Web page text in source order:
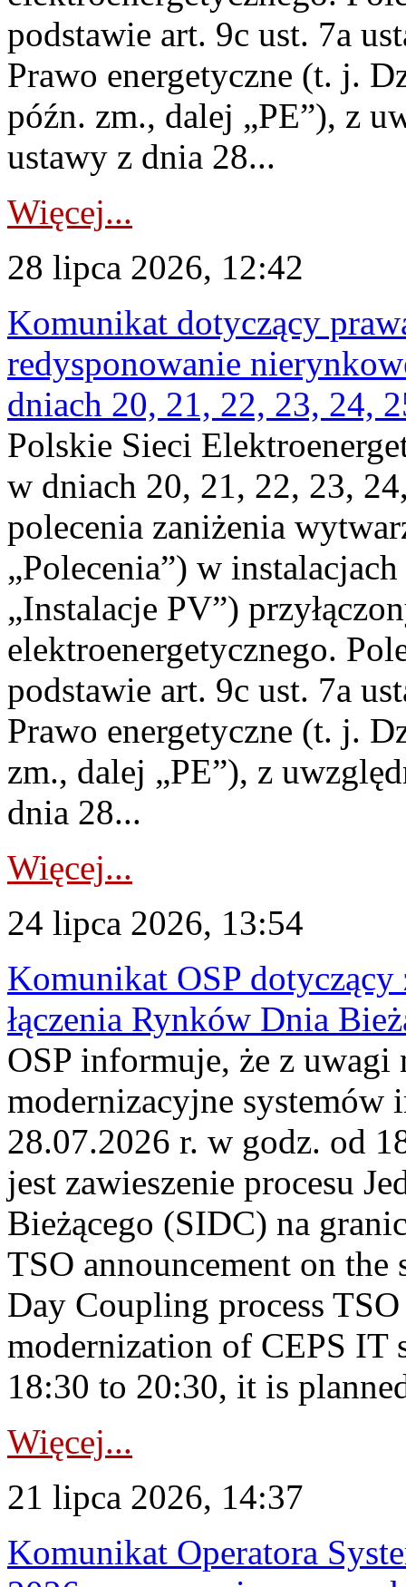
podstawie art. 9c ust. 7a
Prawo energetyczne (t. j.
późn. zm., dalej „PE”), z
ustawy z dnia 28...
Więcej...
28 lipca 2026, 12:42
Komunikat dotyczący
redysponowanie
dniach 20, 21, 22, 23, 24,
Polskie Sieci
w dniach 20, 21, 22, 23,
polecenia zaniżenia
„Polecenia”) w
„Instalacje PV”)
elektroenergetycznego.
podstawie art. 9c ust. 7a
Prawo energetyczne (t. j.
zm., dalej „PE”), z
dnia 28...
Więcej...
24 lipca 2026, 13:54
Komunikat OSP dotyczący
łączenia Rynków Dnia
OSP informuje, że z uwagi
modernizacyjne
28.07.2026 r. w godz. od
jest zawieszenie procesu
Bieżącego (SIDC) na
TSO announcement on
Day Coupling process
modernization of CEPS IT
18:30 to 20:30, it is
Więcej...
21 lipca 2026, 14:37
Komunikat Operatora